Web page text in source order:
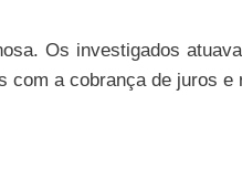
Os investigados
a cobrança de juros e